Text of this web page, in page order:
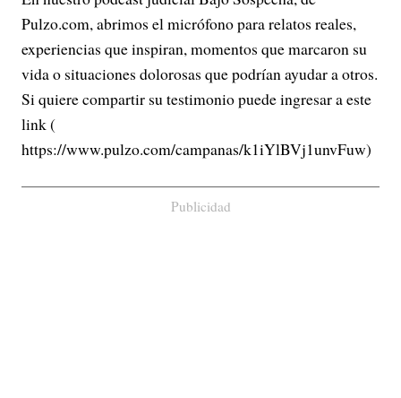
Pulzo.com, abrimos el micrófono para relatos reales,
experiencias que inspiran, momentos que marcaron su
vida o situaciones dolorosas que podrían ayudar a otros.
Si quiere compartir su testimonio puede ingresar a este
link (
https://www.pulzo.com/campanas/k1iYlBVj1unvFuw)
Publicidad